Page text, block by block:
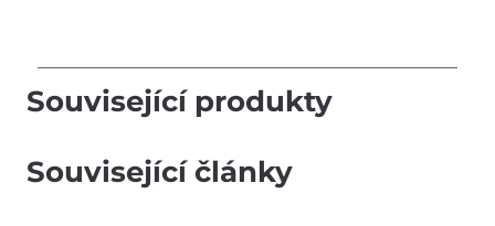
Související produkty
Související články